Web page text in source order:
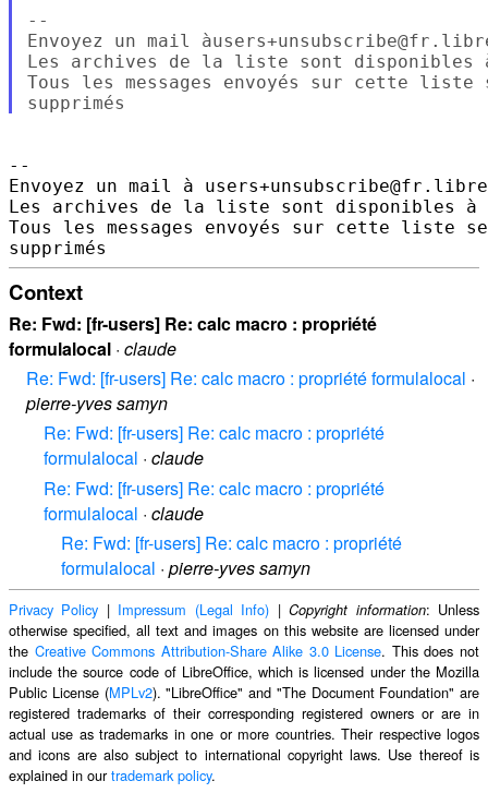
--
Envoyez un mail
Les archives de la liste sont disponibles
Tous les messages envoyés sur cette
--
Envoyez un mail à
Les archives de la liste sont disponibles à
Tous les messages envoyés sur cette liste
Context
Re: Fwd: [fr-users] Re: calc macro : propriété
formulalocal · claude
Re: Fwd: [fr-users] Re: calc macro : propriété formulalocal ·
pierre-yves samyn
Re: Fwd: [fr-users] Re: calc macro : propriété
formulalocal · claude
Re: Fwd: [fr-users] Re: calc macro : propriété
formulalocal · claude
Re: Fwd: [fr-users] Re: calc macro : propriété
formulalocal · pierre-yves samyn
Privacy Policy | Impressum (Legal Info) |Copyright information: Unless
otherwise specified, all text and images on this website are licensed under
the Creative Commons Attribution-Share Alike 3.0 License. This does not
include the source code of LibreOffice, which is licensed under the Mozilla
Public License (MPLv2). "LibreOffice" and "The Document Foundation" are
registered trademarks of their corresponding registered owners or are in
actual use as trademarks in one or more countries. Their respective logos
and icons are also subject to international copyright laws. Use thereof is
explained in ourtrademark policy.